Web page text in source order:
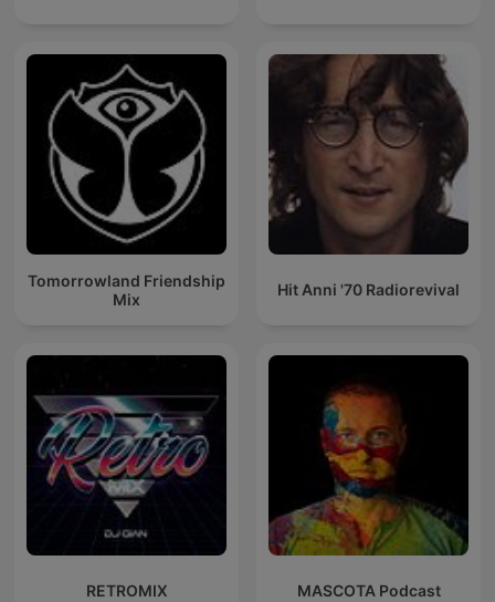
Tomorrowland Friendship
Mix
Hit Anni '70 Radiorevival
RETROMIX MASCOTA Podcast